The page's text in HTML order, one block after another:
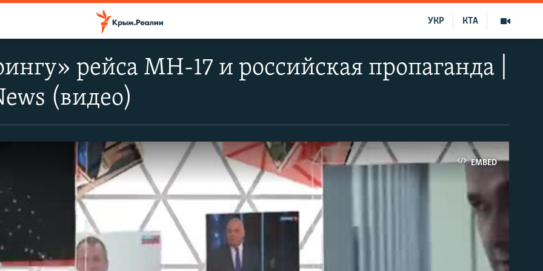
КТА
УКР
рейса MH-17 и российская пропаганда |
(видео)
EMBED